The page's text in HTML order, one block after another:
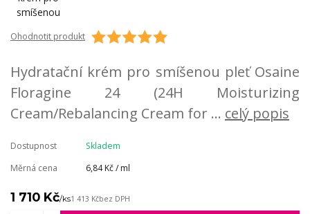
Ohodnotit produkt
Hydratační krém pro smíšenou pleť Osaine
Floragine 24 (24H Moisturizing
Cream/Rebalancing Cream for ... celý popis
Dostupnost
Skladem
Měrná cena
6,84 Kč / ml
1 710 Kč/ks1 413 Kčbez DPH